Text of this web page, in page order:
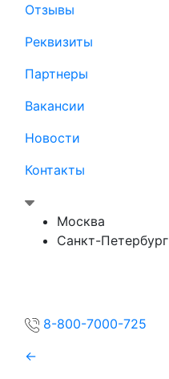
Отзывы
Реквизиты
Партнеры
Вакансии
Новости
Контакты
Москва
Санкт-Петербург
8-800-7000-725
←